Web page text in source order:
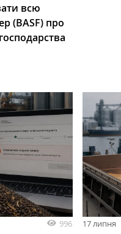
всю
(BASF) про
996 17 липня